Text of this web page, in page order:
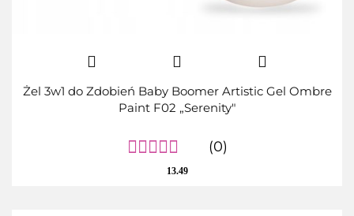
Żel 3w1 do Zdobień Baby Boomer Artistic Gel Ombre
Paint F02 „Serenity"
(0)
13.49